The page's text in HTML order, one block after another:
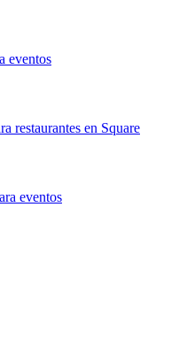
eventos
restaurantes en Square
eventos